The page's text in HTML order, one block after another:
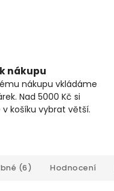
nákupu
nákupu vkládáme
Nad 5000 Kč si
košíku vybrat větší.
(6) Hodnocení